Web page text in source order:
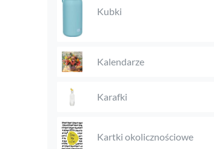
Kubki
Kalendarze
Karafki
Kartki okolicznościowe